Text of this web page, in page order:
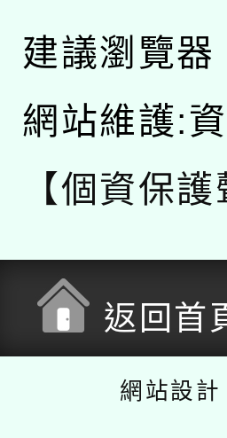
建議瀏覽
網站維護:
【個資保護
返回首
網站設